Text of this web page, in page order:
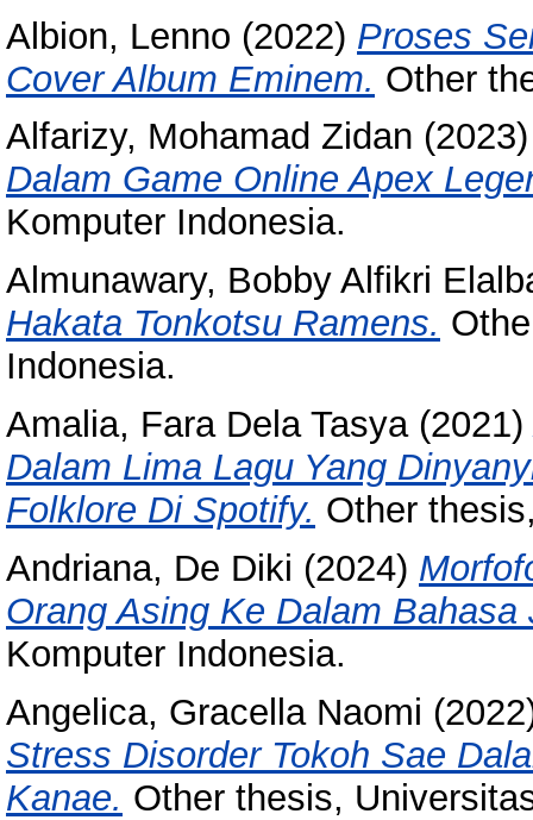
Albion, Lenno (2022) Proses
Cover Album Eminem. Other
Alfarizy, Mohamad Zidan
Dalam Game Online Apex
Komputer Indonesia.
Almunawary, Bobby Alfikri
Hakata Tonkotsu Ramens.
Indonesia.
Amalia, Fara Dela Tasya(2021)
Dalam Lima Lagu Yang
Folklore Di Spotify. Other
Andriana, De Diki (2024)
Orang Asing Ke Dalam Bahasa
Komputer Indonesia.
Angelica, Gracella Naomi
Stress Disorder Tokoh Sae
Kanae. Other thesis,